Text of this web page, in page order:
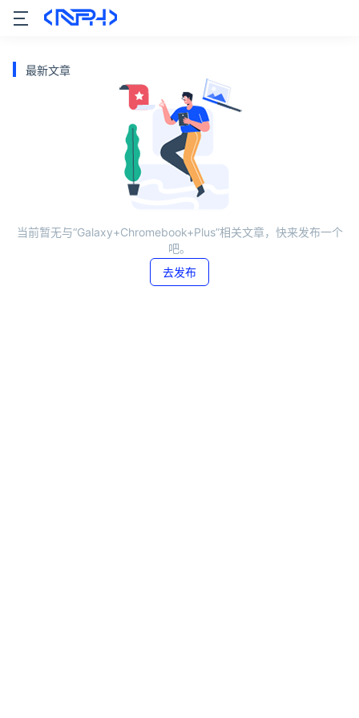
最新文章
当前暂无与“Galaxy+Chromebook+Plus”相关文章，快来发布一个
吧。
去发布